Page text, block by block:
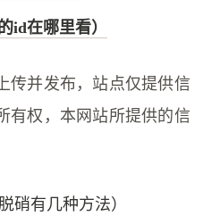
id在哪里看）
传并发布，站点仅提供信
有权，本网站所提供的信
硝有几种方法）